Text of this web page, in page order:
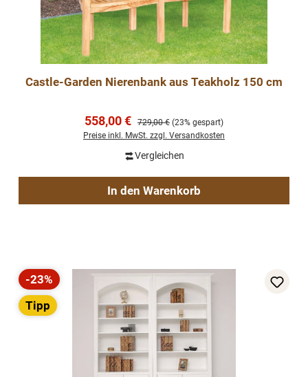
Castle-Garden Nierenbank aus Teakholz 150 cm
Verkaufspreis:
558,00 € Regulärer Preis:
729,00 € (23% gespart)
Preise inkl. MwSt. zzgl. Versandkosten
Vergleichen
In den Warenkorb
Rabatt
-23%
Tipp